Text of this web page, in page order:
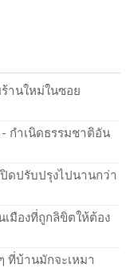
านใหม่ในซอย
กำเนิดธรรมชาติอัน
ดปรับปรุงไปนานกว่า
เมืองที่ถูกลิขิตให้ต้อง
ที่บ้านมักจะเหมา